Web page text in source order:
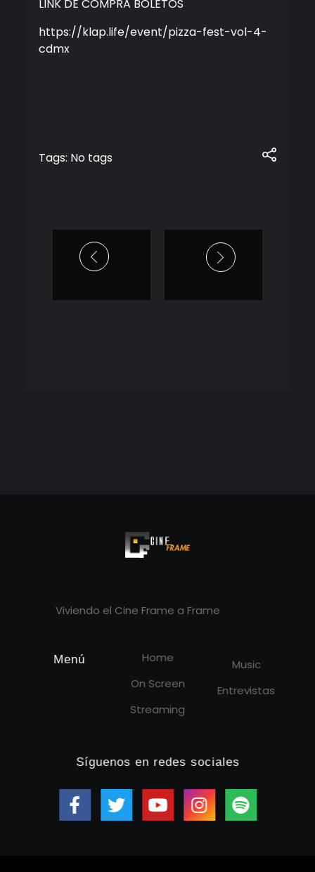
LINK DE COMPRA BOLETOS
https://klap.life/event/pizza-fest-vol-4-
cdmx
Tags: No tags
Viviendo el Cine Frame a Frame
Menú
Home
On Screen
Streaming
Music
Entrevistas
Síguenos en redes sociales